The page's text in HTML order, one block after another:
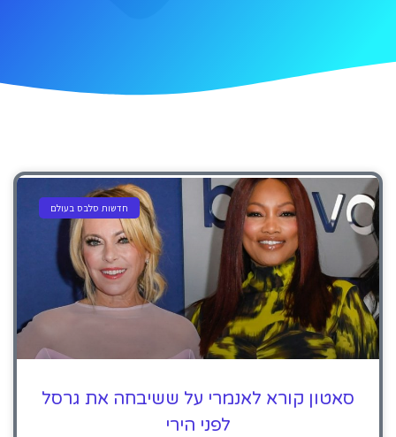
חדשות סלבס בעולם
סאטון קורא לאנמרי על ששיבחה את גרסל
לפני הירי